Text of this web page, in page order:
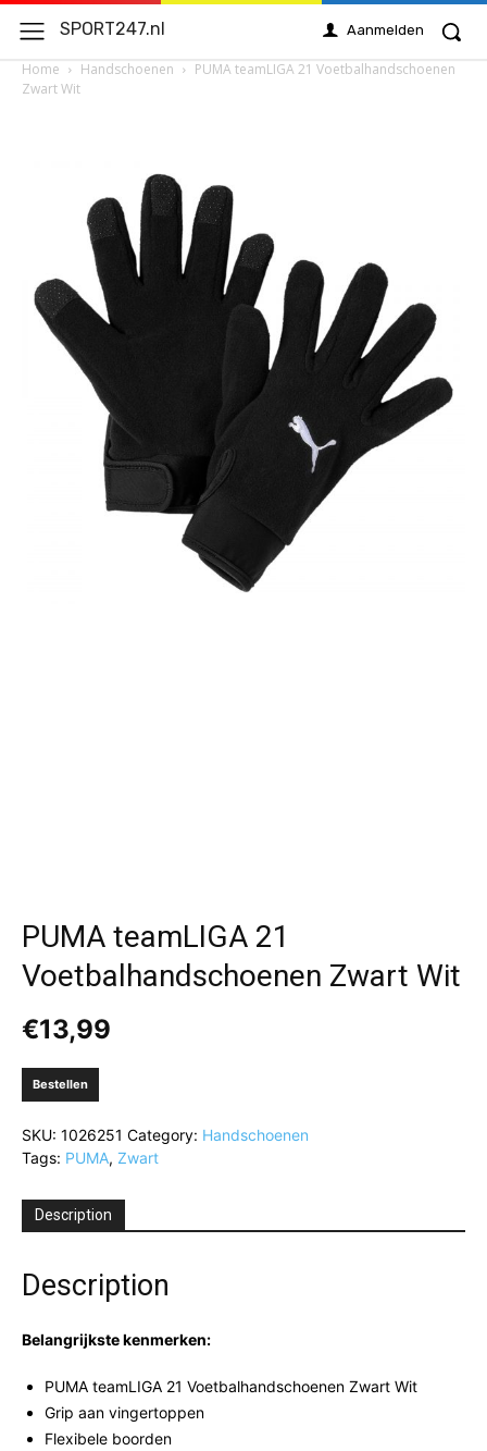
SPORT247.nl Aanmelden
Home Handschoenen
PUMA teamLIGA 21 Voetbalhandschoenen
Zwart Wit
PUMA teamLIGA 21
Voetbalhandschoenen Zwart Wit
€13,99
Bestellen
SKU: 1026251 Category: Handschoenen
Tags: PUMA, Zwart
Description
Description
Belangrijkste kenmerken:
PUMA teamLIGA 21 Voetbalhandschoenen Zwart Wit
Grip aan vingertoppen
Flexibele boorden